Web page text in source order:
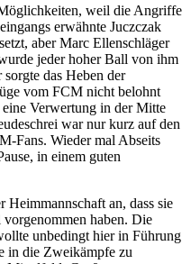
weil die Angriffe
erwähnte Juczczak
aber Marc Ellenschläger
jeder hoher Ball von ihm
das Heben der
vom FCM nicht belohnt
Verwertung in der Mitte
war nur kurz auf den
Fans. Wieder mal Abseits
in einem guten
Heimmannschaft an, dass sie
haben. Die
unbedingt hier in Führung
in die Zweikämpfe zu